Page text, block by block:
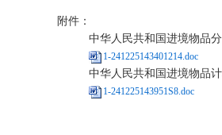
附件：
中华人民共和国进境物品
1-241225143401214.doc
中华人民共和国进境物品
1-241225143951S8.doc